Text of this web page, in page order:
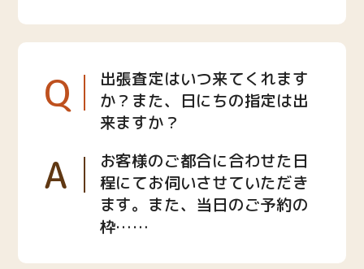
Q
出張査定はいつ来てくれます
か？また、日にちの指定は出
来ますか？
A
お客様のご都合に合わせた日
程にてお伺いさせていただき
ます。また、当日のご予約の
枠……